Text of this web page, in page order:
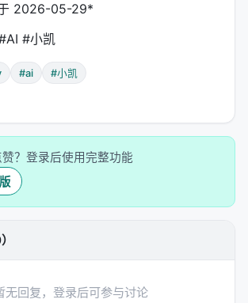
2026-05-29*
#小凯
#ai #小凯
？登录后使用完整功能
无回复，登录后可参与讨论